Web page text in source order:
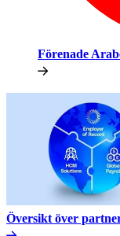
Förenade
Översikt över